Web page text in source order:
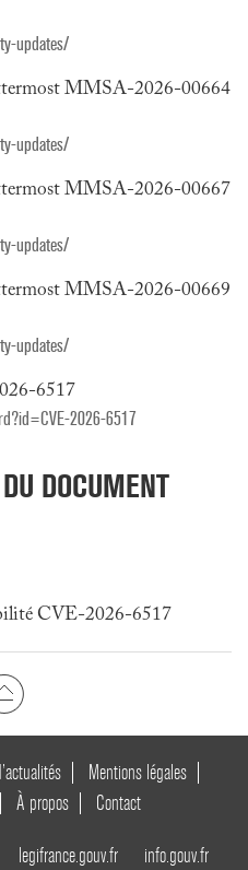
updates/
MMSA-2026-00664
updates/
MMSA-2026-00667
updates/
MMSA-2026-00669
updates/
6517
2026-6517
DOCUMENT
CVE-2026-6517
Mentions légales
À propos Contact
legifrance.gouv.fr info.gouv.fr